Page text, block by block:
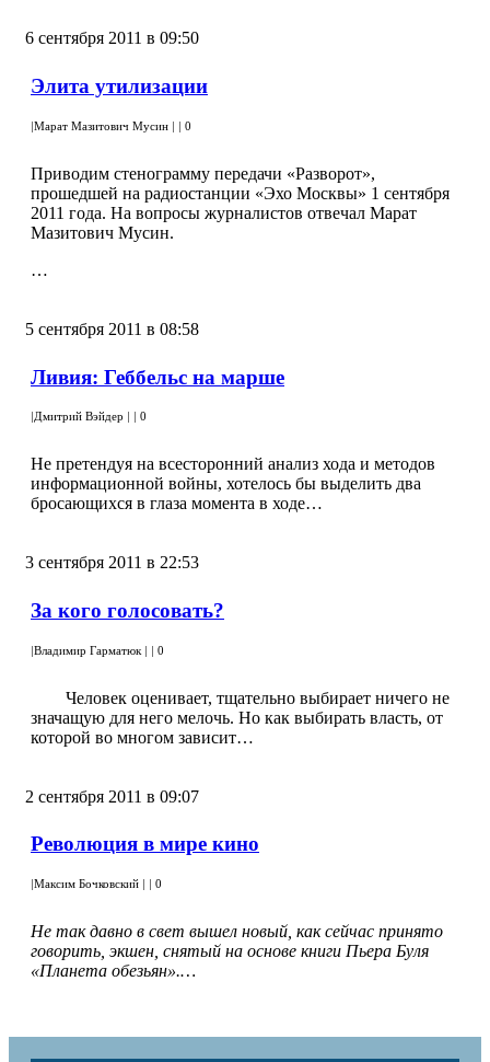
6 сентября 2011 в 09:50
Элита утилизации
|Марат Мазитович Мусин | | 0
Приводим стенограмму передачи «Разворот»,
прошедшей на радиостанции «Эхо Москвы» 1 сентября
2011 года. На вопросы журналистов отвечал Марат
Мазитович Мусин.
…
5 сентября 2011 в 08:58
Ливия: Геббельс на марше
Дмитрий Вэйдер 0
Не претендуя на всесторонний анализ хода и методов
информационной войны, хотелось бы выделить два
бросающихся в глаза момента в ходе…
3 сентября 2011 в 22:53
За кого голосовать?
|Владимир Гарматюк | | 0
Человек оценивает, тщательно выбирает ничего не
значащую для него мелочь. Но как выбирать власть, от
которой во многом зависит…
2 сентября 2011 в 09:07
Революция в мире кино
|Максим Бочковский | | 0
Не так давно в свет вышел новый, как сейчас принято
говорить, экшен, снятый на основе книги Пьера Буля
«Планета обезьян».…